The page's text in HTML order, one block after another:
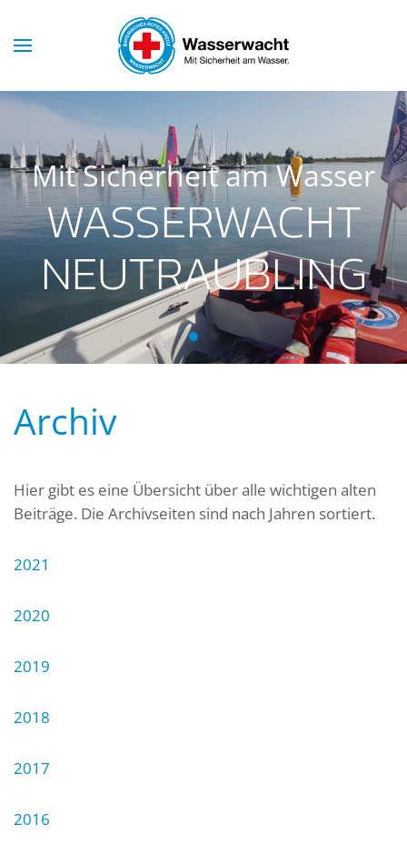
Mit Sicherheit am Wasser
WASSERWACHT
NEUTRAUBLING
Wasserwacht Neutraubling
Wasserwacht
Archiv
Hier gibt es eine Übersicht über alle wichtigen alten
Beiträge. Die Archivseiten sind nach Jahren sortiert.
2021
2020
2019
2018
2017
2016